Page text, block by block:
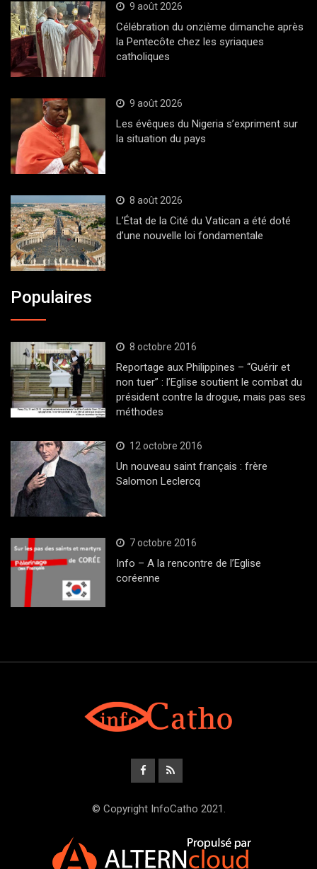
9 août 2026
Célébration du onzième dimanche après
la Pentecôte chez les syriaques
catholiques
9 août 2026
Les évêques du Nigeria s’expriment sur
la situation du pays
8 août 2026
L’État de la Cité du Vatican a été doté
d’une nouvelle loi fondamentale
Populaires
8 octobre 2016
Reportage aux Philippines – “Guérir et
non tuer” : l’Eglise soutient le combat du
président contre la drogue, mais pas ses
méthodes
12 octobre 2016
Un nouveau saint français : frère
Salomon Leclercq
7 octobre 2016
Info – A la rencontre de l’Eglise
coréenne
© Copyright InfoCatho 2021.